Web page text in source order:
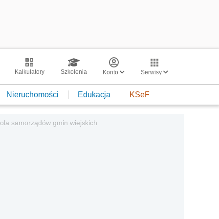
Kalkulatory Szkolenia Konto Serwisy
Nieruchomości Edukacja KSeF
samorządów gmin wiejskich